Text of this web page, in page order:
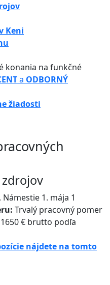
Keni
konania na funkčné
a ODBORNÝ
žiadosti
Námestie 1. mája 1
Trvalý pracovný pomer
€ brutto podľa
nájdete na tomto